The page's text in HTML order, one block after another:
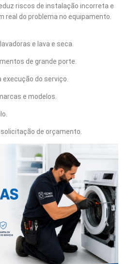
riscos de instalação incorreta e
real do problema no equipamento.
e lava e seca.
de grande porte.
do serviço.
e modelos.
de orçamento.